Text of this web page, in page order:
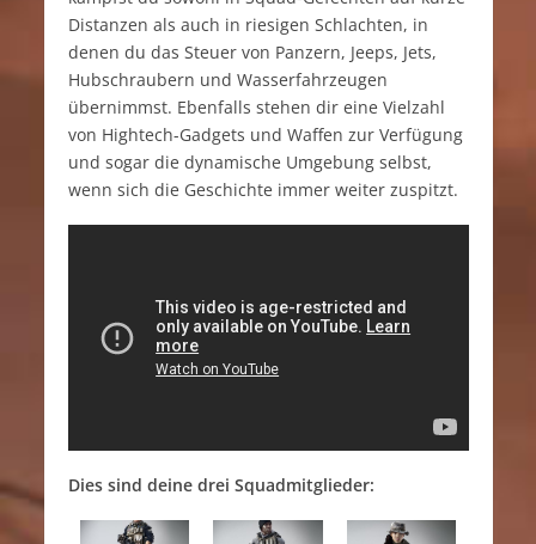
Distanzen als auch in riesigen Schlachten, in
denen du das Steuer von Panzern, Jeeps, Jets,
Hubschraubern und Wasserfahrzeugen
übernimmst. Ebenfalls stehen dir eine Vielzahl
von Hightech-Gadgets und Waffen zur Verfügung
und sogar die dynamische Umgebung selbst,
wenn sich die Geschichte immer weiter zuspitzt.
Dies sind deine drei Squadmitglieder: